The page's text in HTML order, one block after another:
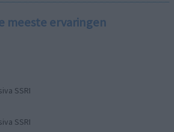
meeste ervaringen
SSRI
SSRI